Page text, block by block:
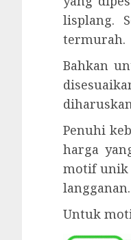
lisplang.
termurah.
Bahkan
Penuhi
harga
motif unik
langganan.
Untuk